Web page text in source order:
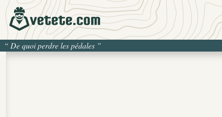
“ De quoi perdre les pédales ”